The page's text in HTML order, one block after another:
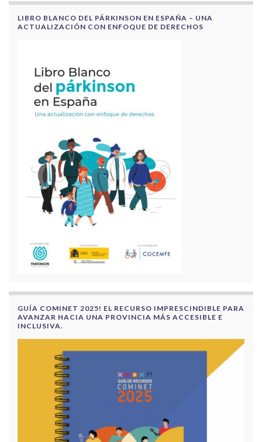
LIBRO BLANCO DEL PÁRKINSON EN ESPAÑA – UNA
ACTUALIZACIÓN CON ENFOQUE DE DERECHOS
GUÍA COMINET 2025! EL RECURSO IMPRESCINDIBLE PARA
AVANZAR HACIA UNA PROVINCIA MÁS ACCESIBLE E
INCLUSIVA.